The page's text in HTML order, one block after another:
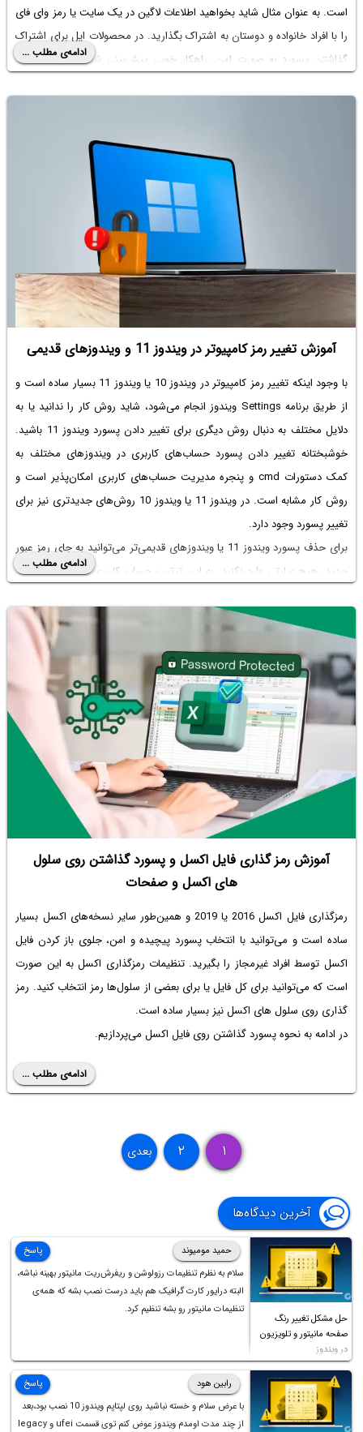
است. به عنوان مثال شاید بخواهید اطلاعات لاگین در یک سایت یا رمز وای فای
را با افراد خانواده و دوستان به اشتراک بگذارید. در محصولات اپل برای اشتراک
گذاشتن پسورد به صورت امن، راهکار خوبی پیش‌بینی شده که در ادامه به
ادامه‌ی مطلب ...
آموزش تغییر رمز کامپیوتر در ویندوز 11 و ویندوزهای قدیمی
با وجود اینکه تغییر رمز کامپیوتر در ویندوز 10
یا ویندوز 11 بسیار ساده است و
از طریق برنامه Settings ویندوز انجام می‌شود، شاید روش کار را ندانید یا به
دلایل مختلف به دنبال روش دیگری برای تغییر دادن پسورد ویندوز 11 باشید.
خوشبختانه تغییر دادن پسورد حساب‌های کاربری در ویندوزهای مختلف به
کمک دستورات cmd و پنجره مدیریت حساب‌های کاربری امکان‌پذیر است و
روش کار مشابه است. در ویندوز 11 یا ویندوز 10 روش‌‌های جدیدتری نیز برای
تغییر پسورد وجود دارد.
برای حذف پسورد ویندوز 11 یا ویندوزهای قدیمی‌تر می‌توانید به جای رمز عبور
جدید، هیچ عبارتی وارد نکنید. به این ترتیب حساب کاربری شما بدون پسورد
شما به کامپیوتر دسترسی دارید، مشکلی پیش نمی‌آید. در ادامه چندین روش
مختلف تغییر رمز عبور حساب کاربری در ویندوز 11 را توضیح می‌دهیم. با ما
باشید.
ادامه‌ی مطلب ...
آموزش رمز گذاری فایل اکسل و پسورد گذاشتن روی سلول
های اکسل و صفحات
رمزگذاری فایل اکسل 2016 یا 2019 و همین‌طور سایر نسخه‌های اکسل بسیار
ساده است و می‌توانید با انتخاب پسورد پیچیده و امن، جلوی باز کردن فایل
اکسل توسط افراد غیرمجاز را بگیرید. تنظیمات رمزگذاری اکسل به این صورت
است که می‌توانید برای کل فایل یا برای بعضی از سلول‌ها رمز انتخاب کنید. رمز
گذاری روی سلول های اکسلنیز بسیار ساده است.
در ادامه به نحوه پسورد گذاشتن روی فایل اکسل می‌پردازیم.
ادامه‌ی مطلب ...
۱ ۲ بعدی
آخرین دیدگاه‌ها
حل مشکل تغییر رنگ
صفحه مانیتور و تلویزیون
در ویندوز
حمید مومیوند
سلام به نظرم تنظیمات رزولوشن و ریفرش‌ریت مانیتور بهینه نباشه،
البته درایور کارت گرافیک هم باید درست نصب بشه که همه‌ی
تنظیمات مانیتور رو بشه تنظیم کرد.
پاسخ
رابین هود
با عرض سلام و خسته نباشید روی لپتاپم ویندوز 10 نصب بود،بعد
از چند مدت اومدم ویندوز عوض کنم توی قسمت ufei و legacy
پاسخ